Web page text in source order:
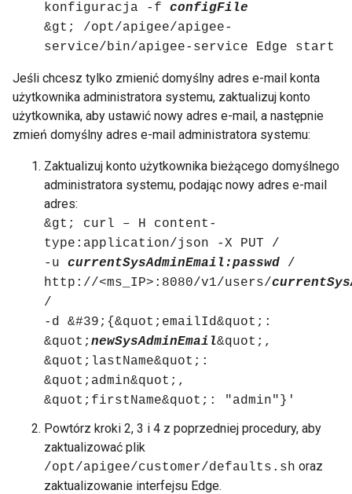
konfiguracja -f configFile
&gt; /opt/apigee/apigee-
service/bin/apigee-service Edge start
Jeśli chcesz tylko zmienić domyślny adres e-mail konta
użytkownika administratora systemu, zaktualizuj konto
użytkownika, aby ustawić nowy adres e-mail, a następnie
zmień domyślny adres e-mail administratora systemu:
Zaktualizuj konto użytkownika bieżącego domyślnego
administratora systemu, podając nowy adres e-mail
adres:
&gt; curl – H content-
type:application/json -X PUT /
-u currentSysAdminEmail:passwd /
http://<ms_IP>:8080/v1/users/
/
-d &#39;{&quot;emailId&quot;:
&quot; newSysAdminEmail&quot;,
&quot;lastName&quot;:
&quot;admin&quot;,
&quot;firstName&quot;: "admin"}'
Powtórz kroki 2, 3 i 4 z poprzedniej procedury, aby
zaktualizować plik
/opt/apigee/customer/defaults.sh oraz
zaktualizowanie interfejsu Edge.